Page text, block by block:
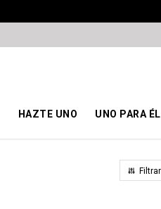
HAZTE UNO UNO PARA ÉL